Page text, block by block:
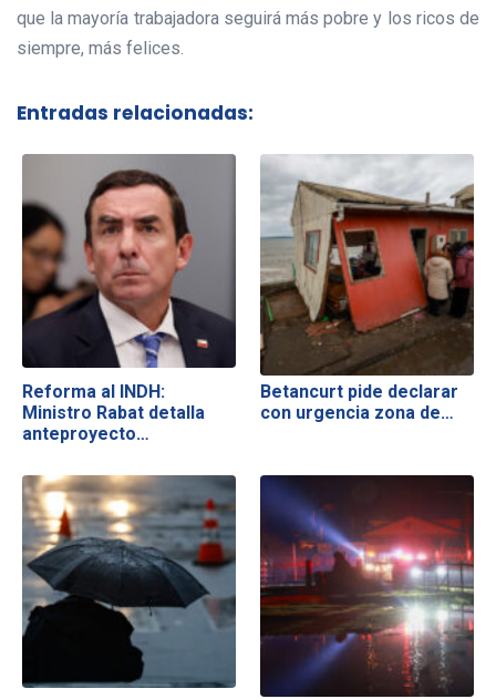
que la mayoría trabajadora seguirá más pobre y los ricos de
siempre, más felices.
Entradas relacionadas:
Reforma al INDH:
Ministro Rabat detalla
anteproyecto…
Betancurt pide declarar
con urgencia zona de…